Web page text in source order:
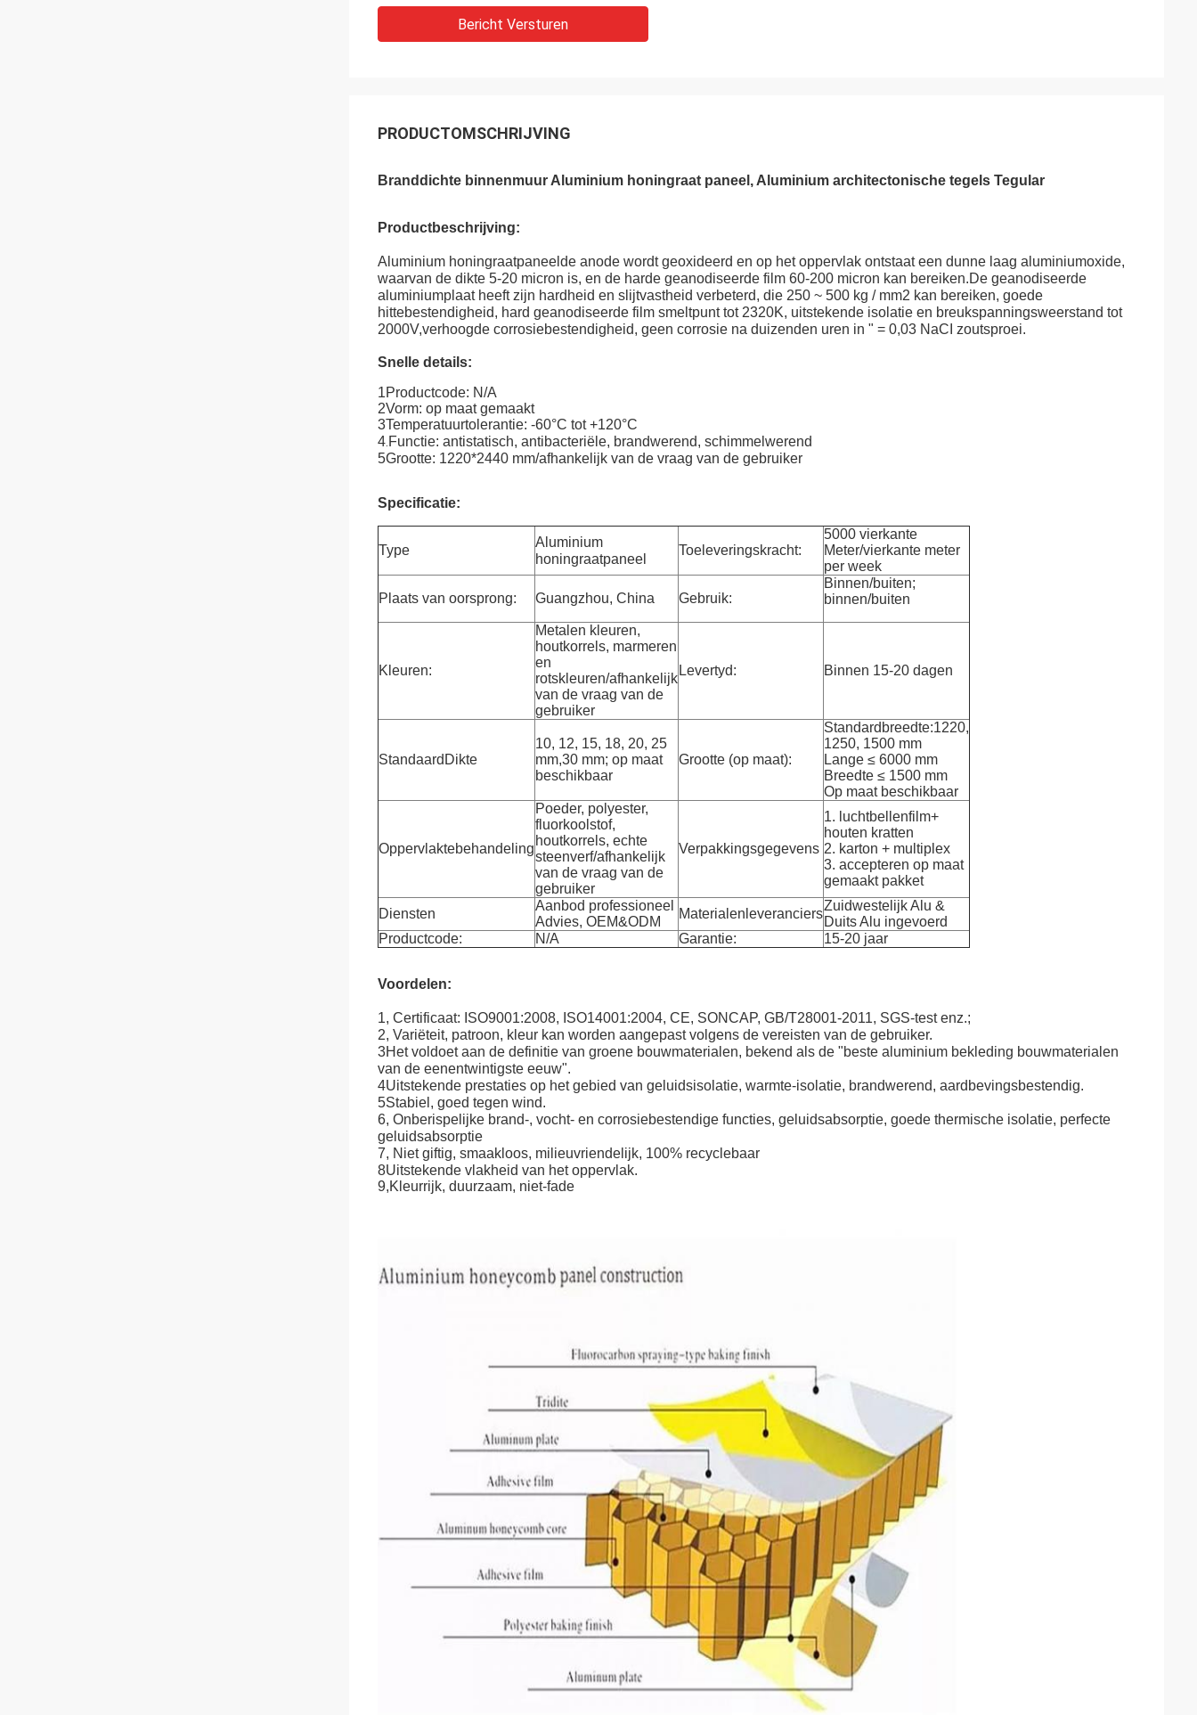
Bericht Versturen
PRODUCTOMSCHRIJVING
Branddichte binnenmuur Aluminium honingraat paneel, Aluminium architectonische tegels Tegular
Productbeschrijving:
Aluminium honingraatpaneel de anode wordt geoxideerd en op het oppervlak ontstaat een dunne laag aluminiumoxide,
waarvan de dikte 5-20 micron is, en de harde geanodiseerde film 60-200 micron kan bereiken.De geanodiseerde
aluminiumplaat heeft zijn hardheid en slijtvastheid verbeterd, die 250 ~ 500 kg / mm2 kan bereiken, goede
hittebestendigheid, hard geanodiseerde film smeltpunt tot 2320K, uitstekende isolatie en breukspanningsweerstand tot
2000V,verhoogde corrosiebestendigheid, geen corrosie na duizenden uren in " = 0,03 NaCI zoutsproei.
Snelle details:
1Productcode: N/A
2Vorm: op maat gemaakt
3Temperatuurtolerantie: -60°C tot +120°C
4 Functie: antistatisch, antibacteriële, brandwerend, schimmelwerend
5Grootte: 1220*2440 mm/afhankelijk van de vraag van de gebruiker
Specificatie:
Type
Aluminium
honingraatpaneel
Toeleveringskracht:
5000 vierkante
Meter/vierkante meter
per week
Plaats van oorsprong: Guangzhou, China Gebruik:
Binnen/buiten;
binnen/buiten
Kleuren:
Metalen kleuren,
houtkorrels, marmeren
en
rotskleuren/afhankelijk
van de vraag van de
gebruiker
Levertyd: Binnen 15-20 dagen
Standaard Dikte
10, 12, 15, 18, 20, 25
mm,30 mm; op maat
beschikbaar
Grootte (op maat):
Standardbreedte:1220,
1250, 1500 mm
Lange ≤ 6000 mm
Breedte ≤ 1500 mm
Op maat beschikbaar
Oppervlaktebehandeling
Poeder, polyester,
fluorkoolstof,
houtkorrels, echte
steenverf/afhankelijk
van de vraag van de
gebruiker
Verpakkingsgegevens
1. luchtbellenfilm+
houten kratten
2. karton + multiplex
3. accepteren op maat
gemaakt pakket
Diensten
Aanbod professioneel
Advies, OEM&ODM
Materialenleveranciers
Zuidwestelijk Alu &
Duits Alu ingevoerd
Productcode:
N/A Garantie: 15-20 jaar
Voordelen:
1, Certificaat: ISO9001:2008, ISO14001:2004, CE, SONCAP, GB/T28001-2011, SGS-test enz.;
2, Variëteit, patroon, kleur kan worden aangepast volgens de vereisten van de gebruiker.
3Het voldoet aan de definitie van groene bouwmaterialen, bekend als de "beste aluminium bekleding bouwmaterialen
van de eenentwintigste eeuw".
4Uitstekende prestaties op het gebied van geluidsisolatie, warmte-isolatie, brandwerend, aardbevingsbestendig.
5Stabiel, goed tegen wind.
6, Onberispelijke brand-, vocht- en corrosiebestendige functies, geluidsabsorptie, goede thermische isolatie, perfecte
geluidsabsorptie
7, Niet giftig, smaakloos, milieuvriendelijk, 100% recyclebaar
8Uitstekende vlakheid van het oppervlak.
9,Kleurrijk, duurzaam, niet-fade